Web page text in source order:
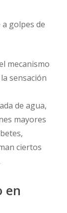
golpes de
mecanismo
sensación
de agua,
mayores
ciertos
en